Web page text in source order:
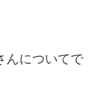
んについてで